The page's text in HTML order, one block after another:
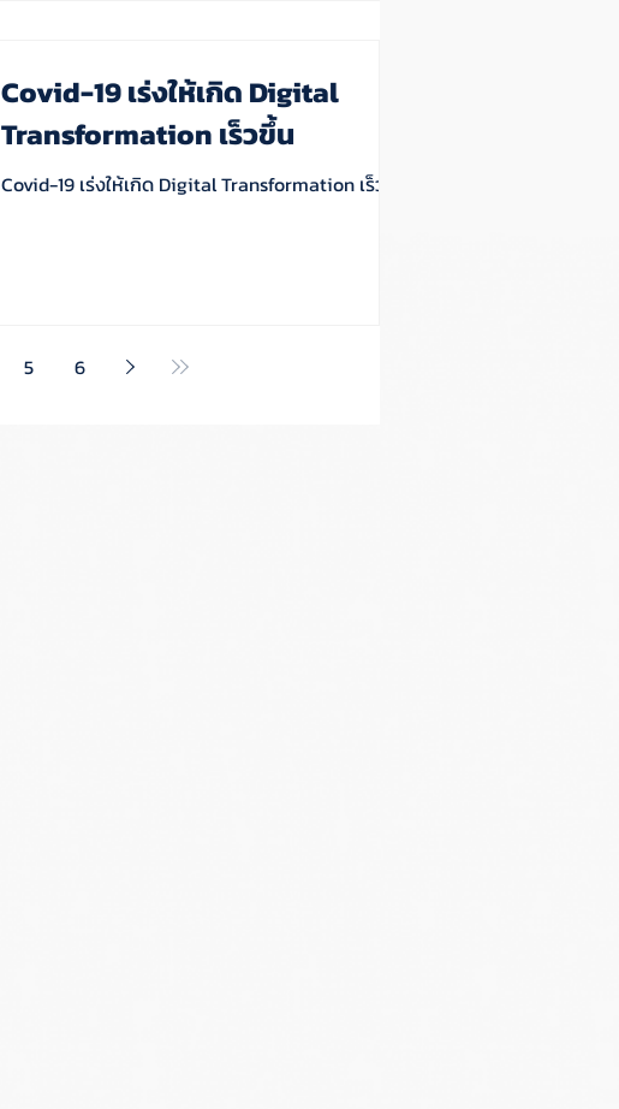
Covid-19 เร่งให้เกิด Digital
Transformation เร็วขึ้น
Covid-19 เร่งให้เกิด Digital Transformation เร็วขึ้น
5 6